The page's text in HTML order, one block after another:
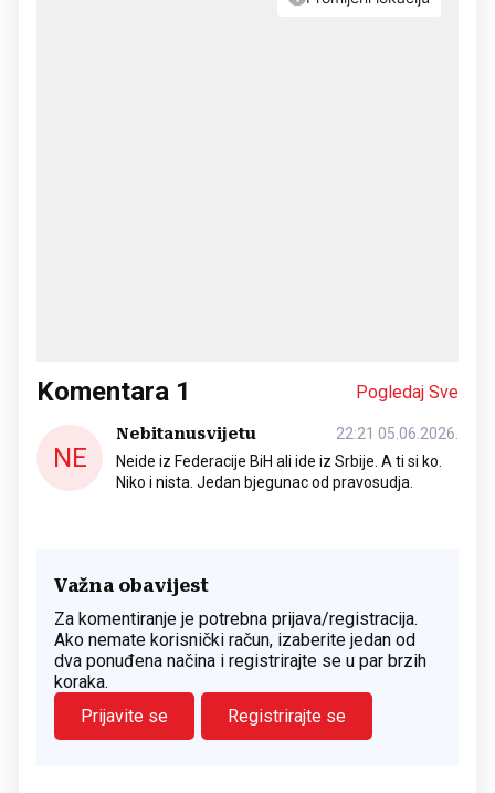
Komentara 1 Pogledaj Sve
NE
Nebitanusvijetu
22:21 05.06.2026.
Neide iz Federacije BiH ali ide iz Srbije. A ti si ko.
Niko i nista. Jedan bjegunac od pravosudja.
Važna obavijest
Za komentiranje je potrebna prijava/registracija.
Ako nemate korisnički račun, izaberite jedan od
dva ponuđena načina i registrirajte se u par brzih
koraka.
Prijavite se
Registrirajte se